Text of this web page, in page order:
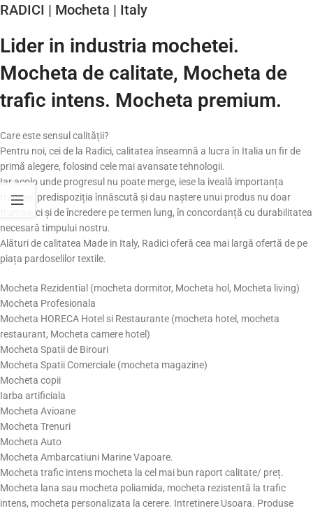
RADICI | Mocheta | Italy
Lider in industria mochetei.
Mocheta de calitate, Mocheta de
trafic intens. Mocheta premium.
Care este sensul calității?
Pentru noi, cei de la Radici, calitatea înseamnă a lucra în Italia un fir de
primă alegere, folosind cele mai avansate tehnologii.
Iar acolo unde progresul nu poate merge, iese la iveală importanța
tradiției, predispoziția înnăscută și dau naștere unui produs nu doar
frumos, ci și de încredere pe termen lung, în concordanță cu durabilitatea
necesară timpului nostru.
Alături de calitatea Made in Italy, Radici oferă cea mai largă ofertă de pe
piața pardoselilor textile.
Mocheta Rezidential (mocheta dormitor, Mocheta hol, Mocheta living)
Mocheta Profesionala
Mocheta HORECA Hotel si Restaurante (mocheta hotel, mocheta
restaurant, Mocheta camere hotel)
Mocheta Spatii de Birouri
Mocheta Spatii Comerciale (mocheta magazine)
Mocheta copii
Iarba artificiala
Mocheta Avioane
Mocheta Trenuri
Mocheta Auto
Mocheta Ambarcatiuni Marine Vapoare.
Mocheta trafic intens mocheta la cel mai bun raport calitate/ preț.
Mocheta lana sau mocheta poliamida, mocheta rezistentă la trafic
intens, mocheta personalizata la cerere. Intretinere Usoara. Produse